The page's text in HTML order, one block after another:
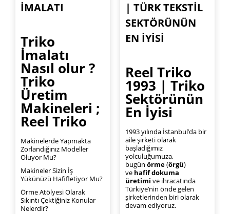
İMALATI
Triko
İmalatı
Nasıl olur ?
Triko
Üretim
Makineleri ;
Reel Triko
Makinelerde Yapmakta
Zorlandığınız Modeller
Oluyor Mu?
Makineler Sizin İş
Yükünüzü Hafifletiyor Mu?
Örme Atölyesi Olarak
Sıkıntı Çektiğiniz Konular
Nelerdir?
| TÜRK TEKSTIL
SEKTÖRÜNÜN
EN İYISI
Reel Triko
1993 | Triko
Sektörünün
En İyisi
1993 yılında İstanbul’da bir
aile şirketi olarak
başladığımız
yolculuğumuza,
bugün örme(örgü)
ve hafif dokuma
üretimi ve ihracatında
Türkiye’nin önde gelen
şirketlerinden biri olarak
devam ediyoruz.